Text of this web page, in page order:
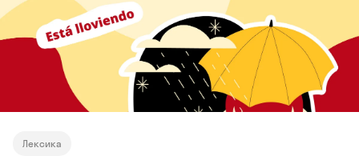
Лексика